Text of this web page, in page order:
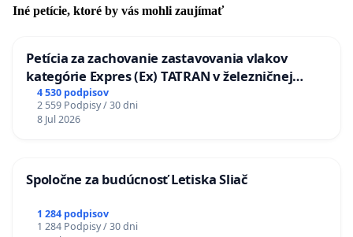
Iné petície, ktoré by vás mohli zaujímať
Petícia za zachovanie zastavovania vlakov
kategórie Expres (Ex) TATRAN v železničnej
stanici Púchov
4 530 podpisov
2 559 Podpisy / 30 dni
8 Jul 2026
Spoločne za budúcnosť Letiska Sliač
1 284 podpisov
1 284 Podpisy / 30 dni